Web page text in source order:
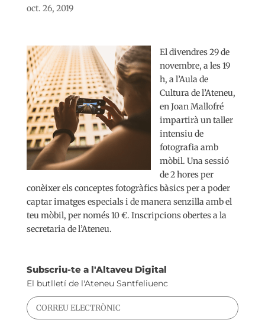
oct. 26, 2019
El divendres 29 de
novembre, a les 19
h, a l’Aula de
Cultura de l’Ateneu,
en Joan Mallofré
impartirà un taller
intensiu de
fotografia amb
mòbil. Una sessió
de 2 hores per
conèixer els conceptes fotogràfics bàsics per a poder
captar imatges especials i de manera senzilla amb el
teu mòbil, per només 10 €. Inscripcions obertes a la
secretaria de l’Ateneu.
Subscriu-te a l'Altaveu Digital
El butlletí de l'Ateneu Santfeliuenc